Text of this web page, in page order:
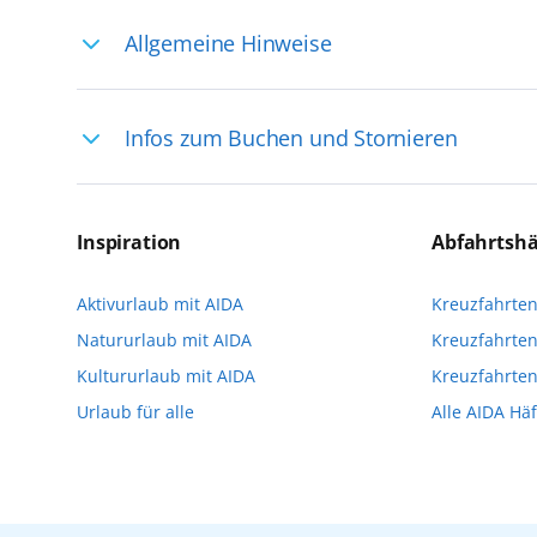
Allgemeine Hinweise
selten, sodass dort englischsprachige
das Reiseerlebnis
Infos zum Buchen und Stornieren
Reservierungsanfrage über aida.de/
Verfügung stehen. Deshalb empfehlen
vorzunehmen.
Inspiration
Aktivurlaub mit AIDA
Natururlaub mit AIDA
Kultururlaub mit AIDA
Urlaub für alle
Alle AIDA